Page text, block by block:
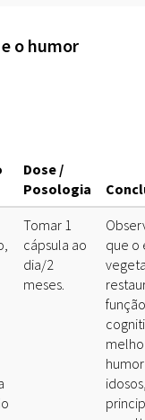
o humor
Dose /
Posologia
Tomar 1
cápsula ao
dia/2
meses.
que o
função